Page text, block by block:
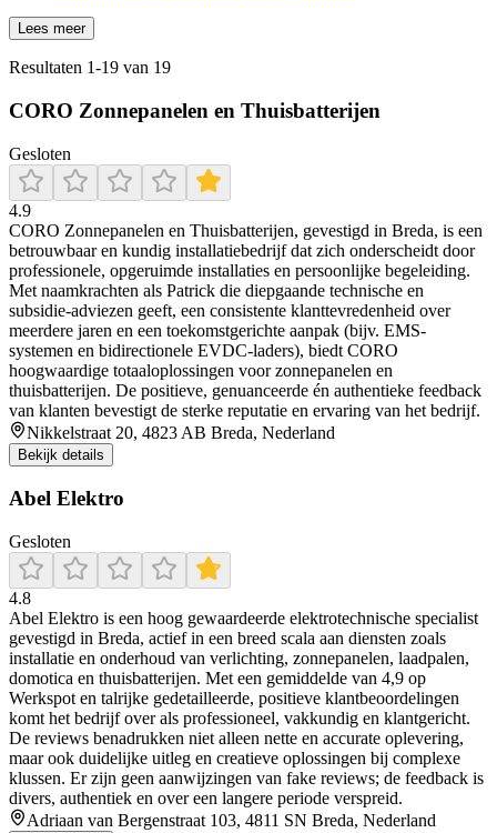
Lees meer
Resultaten 1-19 van 19
CORO Zonnepanelen en Thuisbatterijen
Gesloten
4.9
CORO Zonnepanelen en Thuisbatterijen, gevestigd in Breda, is een
betrouwbaar en kundig installatiebedrijf dat zich onderscheidt door
professionele, opgeruimde installaties en persoonlijke begeleiding.
Met naamkrachten als Patrick die diepgaande technische en
subsidie-adviezen geeft, een consistente klanttevredenheid over
meerdere jaren en een toekomstgerichte aanpak (bijv. EMS-
systemen en bidirectionele EVDC-laders), biedt CORO
hoogwaardige totaaloplossingen voor zonnepanelen en
thuisbatterijen. De positieve, genuanceerde én authentieke feedback
van klanten bevestigt de sterke reputatie en ervaring van het bedrijf.
Nikkelstraat 20, 4823 AB Breda, Nederland
Bekijk details
Abel Elektro
Gesloten
4.8
Abel Elektro is een hoog gewaardeerde elektrotechnische specialist
gevestigd in Breda, actief in een breed scala aan diensten zoals
installatie en onderhoud van verlichting, zonnepanelen, laadpalen,
domotica en thuisbatterijen. Met een gemiddelde van 4,9 op
Werkspot en talrijke gedetailleerde, positieve klantbeoordelingen
komt het bedrijf over als professioneel, vakkundig en klantgericht.
De reviews benadrukken niet alleen nette en accurate oplevering,
maar ook duidelijke uitleg en creatieve oplossingen bij complexe
klussen. Er zijn geen aanwijzingen van fake reviews; de feedback is
divers, authentiek en over een langere periode verspreid.
Adriaan van Bergenstraat 103, 4811 SN Breda, Nederland